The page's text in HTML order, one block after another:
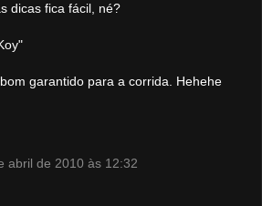
dicas fica fácil, né?
garantido para a corrida. Hehehe
abril de 2010 às 12:32